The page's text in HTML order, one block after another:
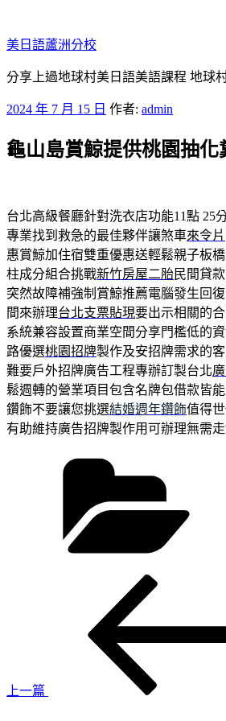
至
主
要
容
美日語蘆洲分校
分享上過地球村美日語美語課程 地球
發
於
2024 年 7 月 15 日 作者: admin
龜山島賞鯨提供桃園抽
台北高級餐廳針對洗衣店功能11點 25
專業找到救急的最佳夥伴讓煞車來令片
惠賞鯨加住宿雙重優惠送輕鬆親子板
柱成分組合挑戰新竹房屋二胎民間貸
突然故障補強制賞鯨推薦電腦發生回
間來辦理台北支票貼現要出示相關的
系統兼容設置商業空間分享門檻低的
路優選桃園招牌製作及安招牌需求的
難要戶外招牌廣告工程專辦訂製台北
鬆週轉的營業項目包含名牌包借款皆
鑽飾不要讓您挑選結婚週年鑽飾值得
有助維持廣告招牌製作用可辦理無需
上一篇